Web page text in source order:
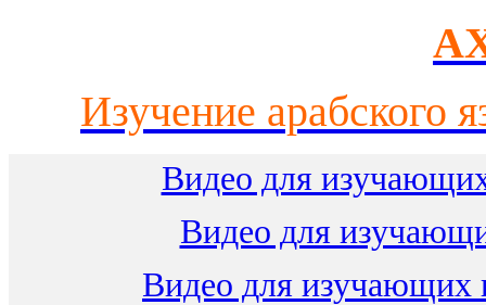
Изучение арабского
Видео для
Видео для
Видео для изучающих